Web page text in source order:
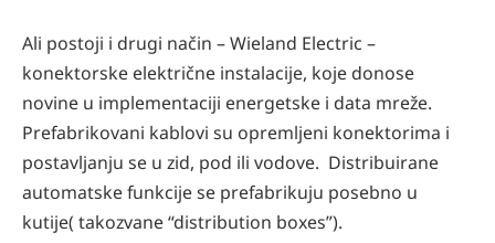
Ali postoji i drugi način – Wieland Electric –
konektorske električne instalacije, koje donose
novine u implementaciji energetske i data mreže.
Prefabrikovani kablovi su opremljeni konektorima i
postavljanju se u zid, pod ili vodove. Distribuirane
automatske funkcije se prefabrikuju posebno u
kutije( takozvane “distribution boxes”).